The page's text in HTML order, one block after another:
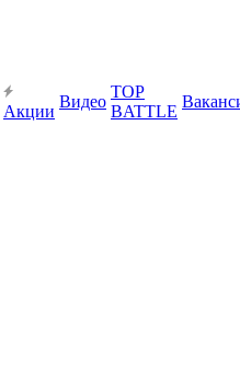
Акции
Видео
TOP
BATTLE